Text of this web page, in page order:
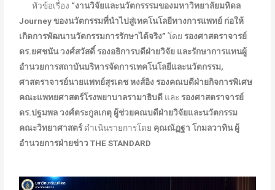
หัวข้อเรื่อง “งานวิจัยและนวัตกรรรมของมหาวิทยาลัยมหิดล
Journey ของนวัตกรรมที่นำไปสู่เทคโนโลยีทางการแพทย์ ก่อให้
เกิดการพัฒนานวัตกรรมการรักษาได้จริง” โดย รองศาสตราจารย์
ดร.ยศชนัน วงศ์สวัสดิ์ รองอธิการบดีฝ่ายวิจัย และรักษาการแทนผู้
อำนวยการสถาบันบริหารจัดการเทคโนโลยีและนวัตกรรม,
ศาสตราจารย์นายแพทย์สุรเดช หงส์อิง รองคณบดีฝ่ายกิจการพิเศษ
คณะแพทยศาสตร์โรงพยาบาลรามาธิบดี และ รองศาสตราจารย์
ดร.ปฐมพล วงศ์ตระกูลเกตุ ผู้ช่วยคณบดีฝ่ายวิจัยและนวัตกรรม
คณะวิทยาศาสตร์ดำเนินรายการโดย คุณณัฏฐา โกมลวาทิน ผู้
อำนวยการฝ่ายข่าวTHE STANDARD